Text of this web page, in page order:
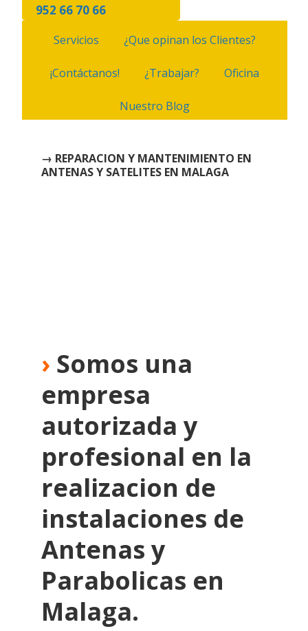
952 66 70 66
Servicios ¿Que opinan los Clientes?
¡Contáctanos! ¿Trabajar? Oficina
Nuestro Blog
→ REPARACION Y MANTENIMIENTO EN
ANTENAS Y SATELITES EN MALAGA
› Somos una
empresa
autorizada y
profesional en la
realizacion de
instalaciones de
Antenas y
Parabolicas en
Malaga.